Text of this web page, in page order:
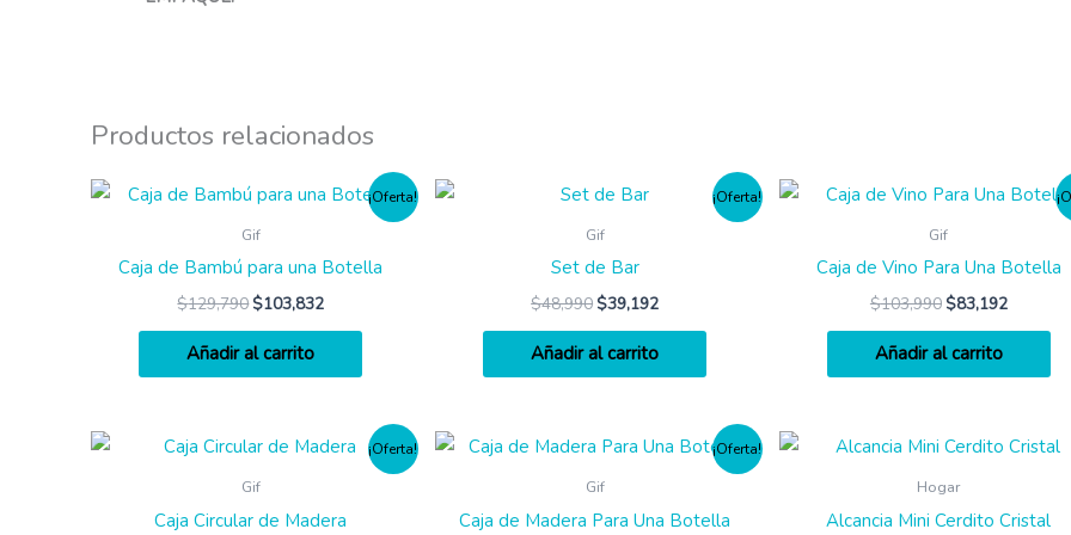
Productos relacionados
¡Oferta!
Gif
Caja de Bambú para una Botella
$129,790$103,832
Añadir al carrito
¡Oferta!
Gif
Set de Bar
$48,990 $39,192
Añadir al carrito
Gif
Caja de Vino Para Una Botella
$103,990 $83,192
Añadir al carrito
¡Oferta!
Gif
Caja Circular de Madera
¡Oferta!
Gif
Caja de Madera Para Una Botella
Hogar
Alcancia Mini Cerdito Cristal